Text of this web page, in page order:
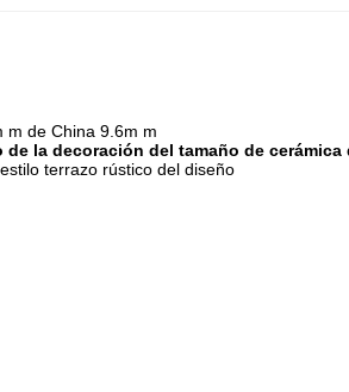
m de China 9.6m m
la decoración del tamaño de cerámica
terrazo rústico del diseño